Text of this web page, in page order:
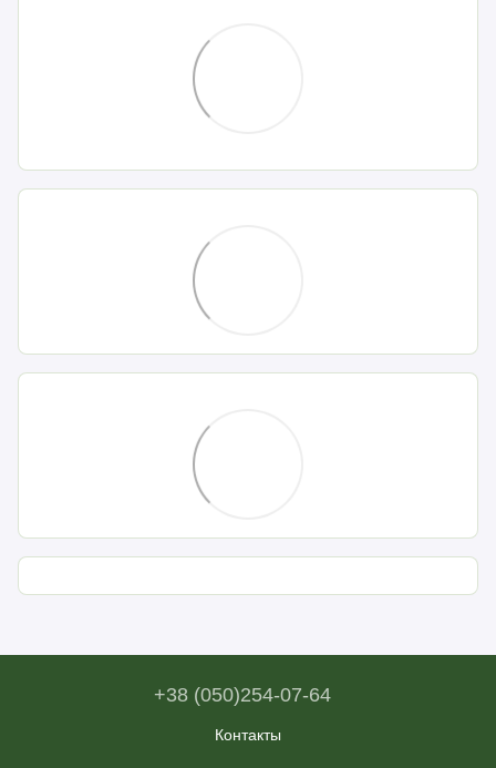
+38 (050)254-07-64
Контакты